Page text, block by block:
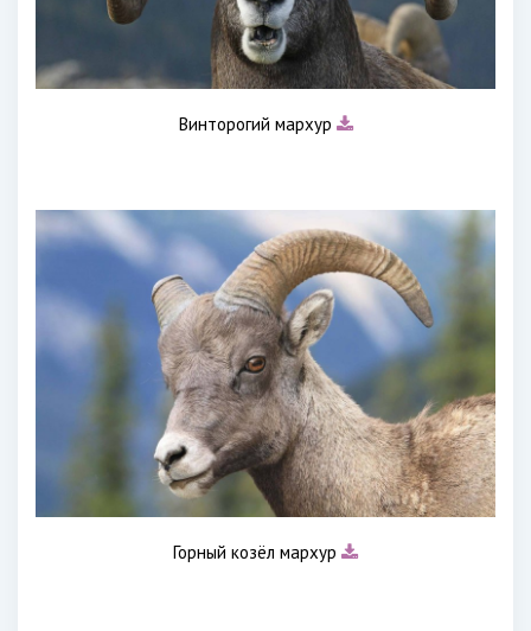
Винторогий мархур
Горный козёл мархур